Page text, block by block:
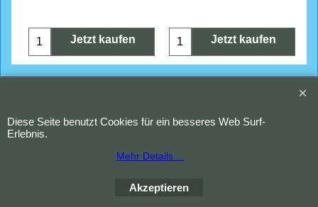
Jetzt kaufen Jetzt kaufen
WebShop erstellt mit
ShopFactory Shop
Diese Seite benutzt Cookies für ein besseres Web Surf-
Erlebnis.
Mehr Details ...
Akzeptieren